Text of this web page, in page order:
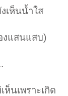
เห็นน้ำใส
งแสนแสบ)
นเพราะเกิด